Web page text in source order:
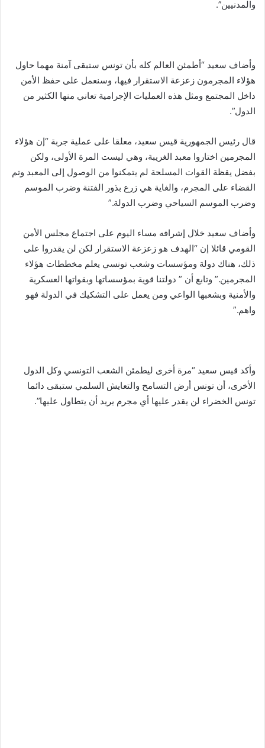
والمدنيين”.
وأضاف سعيد “أطمئن العالم كله بأن تونس ستبقى آمنة مهما حاول
هؤلاء المجرمون زعزعة الاستقرار فيها، وسنعمل على حفظ الأمن
داخل المجتمع ومثل هذه العمليات الإجرامية تعاني منها الكثير من
الدول”.
قال رئيس الجمهورية قيس سعيد، معلقا على عملية جربة “إن هؤلاء
المجرمين اختاروا معبد الغريبة، وهي ليست المرة الأولى، ولكن
بفضل يقظة القوات المسلحة لم يتمكنوا من الوصول إلى المعبد وتم
القضاء على المجرم، والغاية هي زرع بذور الفتنة وضرب الموسم
وضرب الموسم السياحي وضرب الدولة.”
وأضاف سعيد خلال إشرافه مساء اليوم على اجتماع مجلس الأمن
القومي قائلا إن “الهدف هو زعزعة الاستقرار لكن لن يقدروا على
ذلك، هناك دولة ومؤسسات وشعب تونسي يعلم مخططات هؤلاء
المجرمين.” وتابع أن ” دولتنا قوية بمؤسساتها وبقواتها العسكرية
والأمنية وبشعبها الواعي ومن يعمل على التشكيك في الدولة فهو
واهم.”
وأكد قيس سعيد “مرة أخرى ليطمئن الشعب التونسي وكل الدول
الأخرى، أن تونس أرض التسامح والتعايش السلمي ستبقى دائما
تونس الخضراء لن يقدر عليها أي مجرم يريد أن يتطاول عليها”.